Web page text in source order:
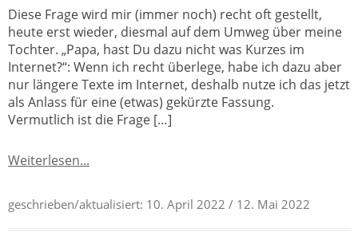
Diese Frage wird mir (immer noch) recht oft gestellt,
heute erst wieder, diesmal auf dem Umweg über meine
Tochter. „Papa, hast Du dazu nicht was Kurzes im
Internet?“: Wenn ich recht überlege, habe ich dazu aber
nur längere Texte im Internet, deshalb nutze ich das jetzt
als Anlass für eine (etwas) gekürzte Fassung.
Vermutlich ist die Frage […]
Weiterlesen...
geschrieben/aktualisiert: 10. April 2022 / 12. Mai 2022